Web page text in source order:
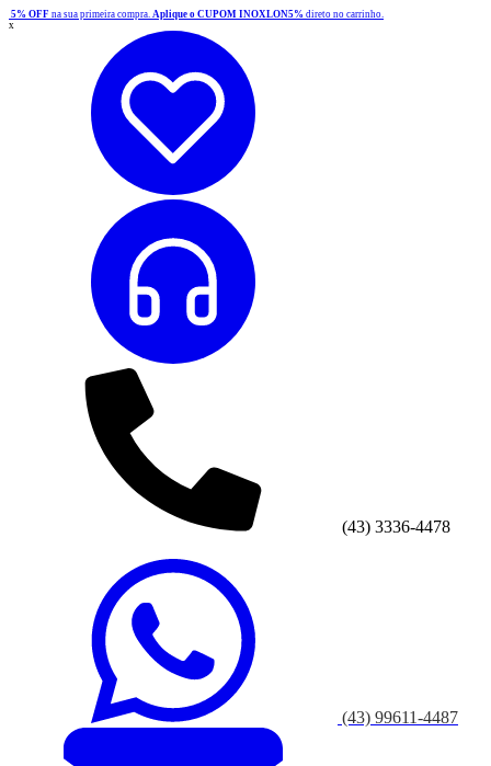
5% OFF na sua primeira compra. Aplique o CUPOM INOXLON5% direto no carrinho.
x
(43) 3336-4478
(43) 99611-4487